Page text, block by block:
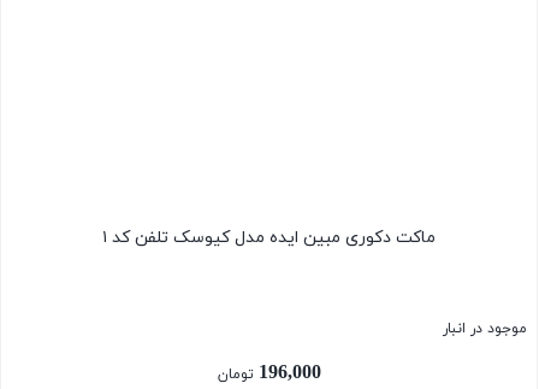
ماکت دکوری مبین ایده مدل کیوسک تلفن کد ۱
موجود در انبار
196,000 تومان